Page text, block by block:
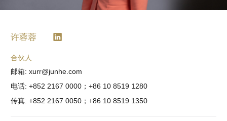
许蓉蓉
合伙人
邮箱: xurr@junhe.com
电话: +852 2167 0000；+86 10 8519 1280
传真: +852 2167 0050；+86 10 8519 1350